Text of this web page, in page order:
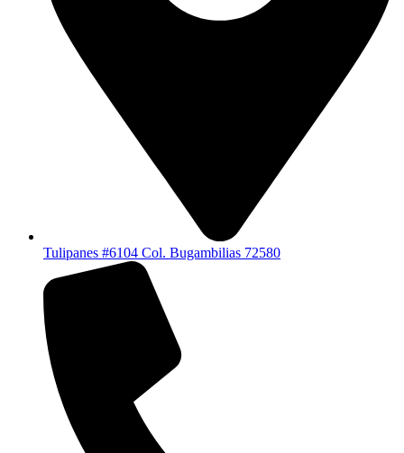
Tulipanes #6104 Col. Bugambilias 72580